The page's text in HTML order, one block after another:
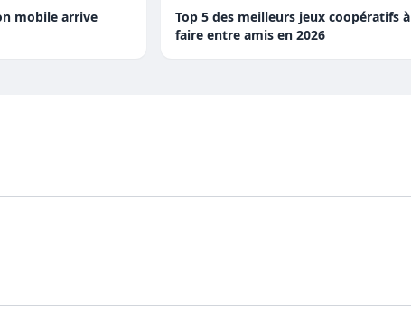
mobile arrive
Top 5 des meilleurs jeux coopératifs à
faire entre amis en 2026